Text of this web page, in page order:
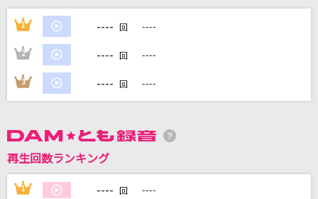
[生音]真夏の果実
サザンオールスターズ
[生音]夏の扉
松田聖子
いとうかなこ
IRIS OUT(ビデオクリップバージョン)
米津玄師
1 ---- 回 ----
2 ---- 回 ----
3 ---- 回 ----
再生回数ランキング
1 ---- 回 ----